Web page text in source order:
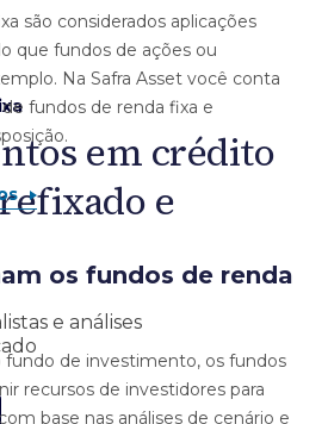
em crédito
e
e análises
são considerados aplicações
que fundos de ações ou
Na Safra Asset você conta
fundos de renda fixa e
os fundos de renda
de investimento, os fundos
recursos de investidores para
base nas análises de cenário e